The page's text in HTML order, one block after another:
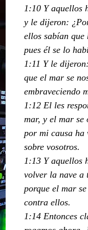
1:10 Y aquellos
y le dijeron:
ellos sabían que
pues él se lo
1:11 Y le
que el mar se
embraveciendo
1:12 El les
mar, y el mar se
por mi causa ha
sobre vosotros.
1:13 Y aquellos
volver la nave a
porque el mar
contra ellos.
1:14 Entonces